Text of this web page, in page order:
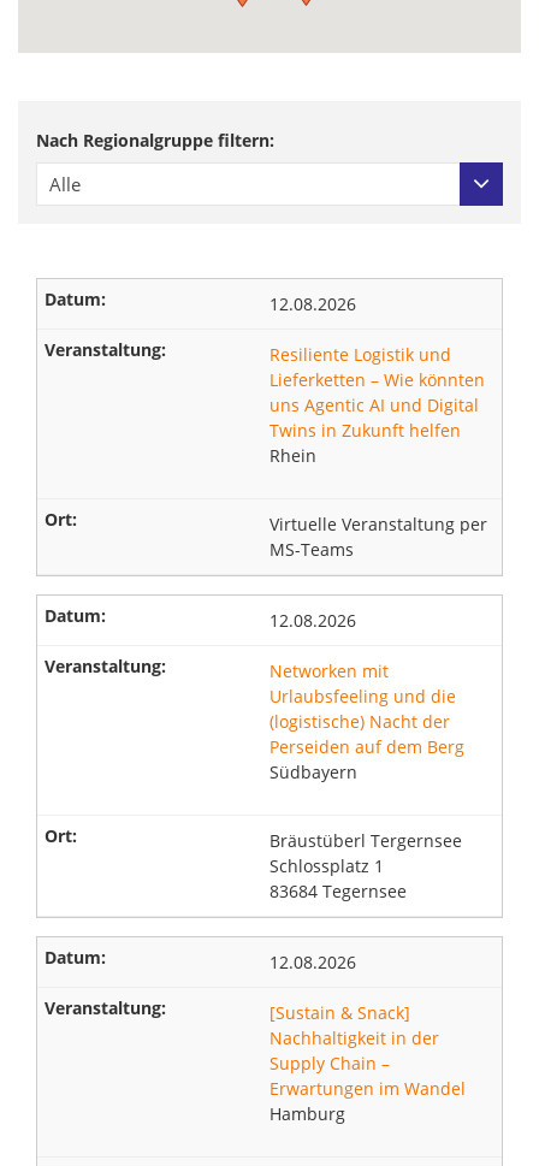
Nach Regionalgruppe filtern:
Alle
12.08.2026
Resiliente Logistik und
Lieferketten – Wie könnten
uns Agentic AI und Digital
Twins in Zukunft helfen
Rhein
Virtuelle Veranstaltung per
MS-Teams
12.08.2026
Networken mit
Urlaubsfeeling und die
(logistische) Nacht der
Perseiden auf dem Berg
Südbayern
Bräustüberl Tergernsee
Schlossplatz 1
83684 Tegernsee
12.08.2026
[Sustain & Snack]
Nachhaltigkeit in der
Supply Chain –
Erwartungen im Wandel
Hamburg